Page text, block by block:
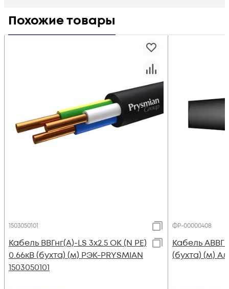
Похожие товары
1503050101
Кабель ВВГнг(А)-LS 3х2.5 ОК (N PE)
0.66кВ (бухта) (м) РЭК-PRYSMIAN
1503050101
ФР-00000408
Кабель АВВГ
(бухта) (м)